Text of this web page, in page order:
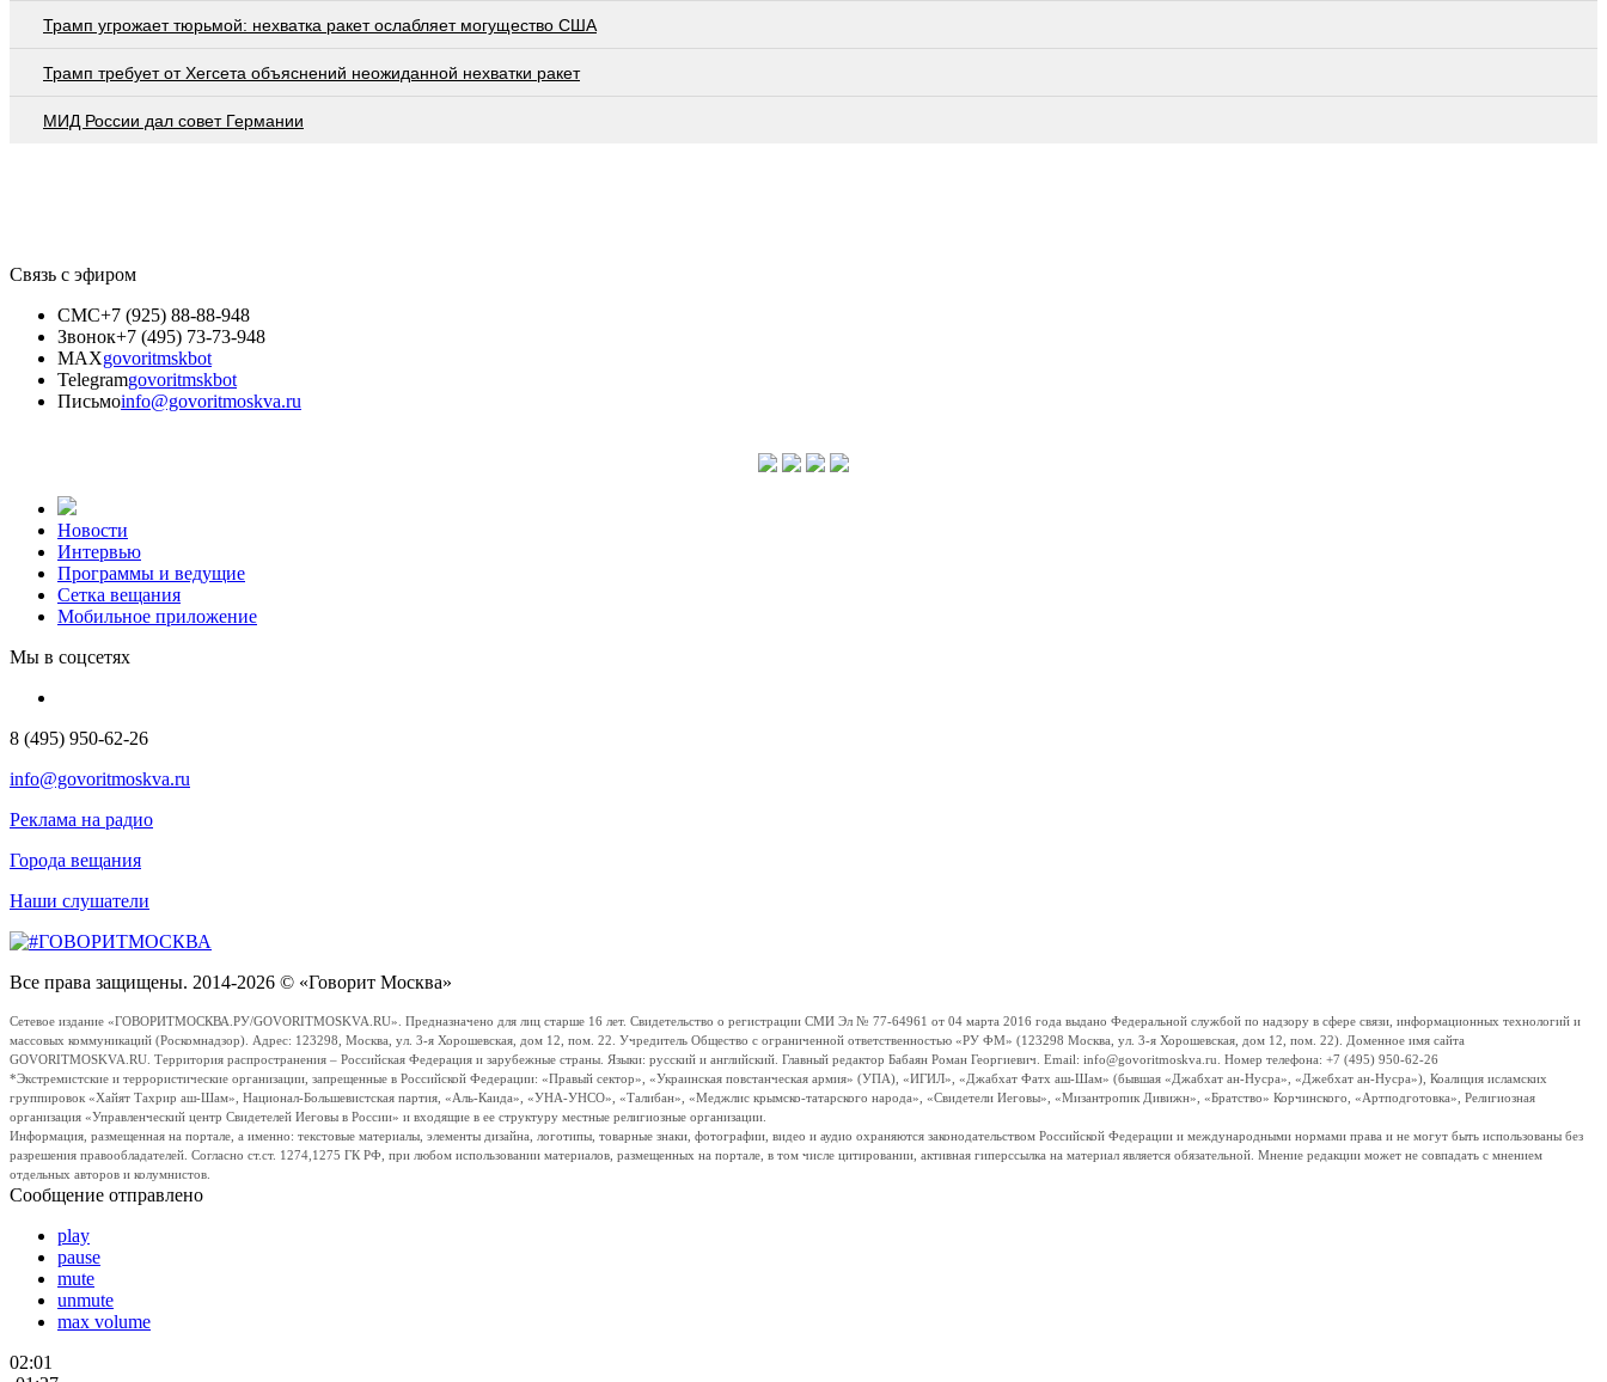
Трамп угрожает тюрьмой: нехватка ракет ослабляет могущество США
Трамп требует от Хегсета объяснений неожиданной нехватки ракет
МИД России дал совет Германии
Связь с эфиром
СМС+7 (925) 88-88-948
Звонок+7 (495) 73-73-948
MAXgovoritmskbot
Telegramgovoritmskbot
Письмоinfo@govoritmoskva.ru
Новости
Интервью
Программы и ведущие
Сетка вещания
Мобильное приложение
Мы в соцсетях
8 (495) 950-62-26
info@govoritmoskva.ru
Реклама на радио
Города вещания
Наши слушатели
Все права защищены. 2014-2026 © «Говорит Москва»
Сетевое издание «ГОВОРИТМОСКВА.РУ/GOVORITMOSKVA.RU». Предназначено для лиц старше 16 лет. Свидетельство о регистрации СМИ Эл № 77-64961 от 04 марта 2016 года выдано Федеральной службой по надзору в сфере связи, информационных технологий и
массовых коммуникаций (Роскомнадзор). Адрес: 123298, Москва, ул. 3-я Хорошевская, дом 12, пом. 22. Учредитель Общество с ограниченной ответственностью «РУ ФМ» (123298 Москва, ул. 3-я Хорошевская, дом 12, пом. 22). Доменное имя сайта
GOVORITMOSKVA.RU. Территория распространения – Российская Федерация и зарубежные страны. Языки: русский и английский. Главный редактор Бабаян Роман Георгиевич. Email: info@govoritmoskva.ru. Номер телефона: +7 (495) 950-62-26
*Экстремистские и террористические организации, запрещенные в Российской Федерации: «Правый сектор», «Украинская повстанческая армия» (УПА), «ИГИЛ», «Джабхат Фатх аш-Шам» (бывшая «Джабхат ан-Нусра», «Джебхат ан-Нусра»), Коалиция исламских
группировок «Хайят Тахрир аш-Шам», Национал-Большевистская партия, «Аль-Каида», «УНА-УНСО», «Талибан», «Меджлис крымско-татарского народа», «Свидетели Иеговы», «Мизантропик Дивижн», «Братство» Корчинского, «Артподготовка», Религиозная
организация «Управленческий центр Свидетелей Иеговы в России» и входящие в ее структуру местные религиозные организации.
Информация, размещенная на портале, а именно: текстовые материалы, элементы дизайна, логотипы, товарные знаки, фотографии, видео и аудио охраняются законодательством Российской Федерации и международными нормами права и не могут быть использованы без
разрешения правообладателей. Согласно ст.ст. 1274,1275 ГК РФ, при любом использовании материалов, размещенных на портале, в том числе цитировании, активная гиперссылка на материал является обязательной. Мнение редакции может не совпадать с мнением
отдельных авторов и колумнистов.
Сообщение отправлено
play
pause
mute
unmute
max volume
02:01